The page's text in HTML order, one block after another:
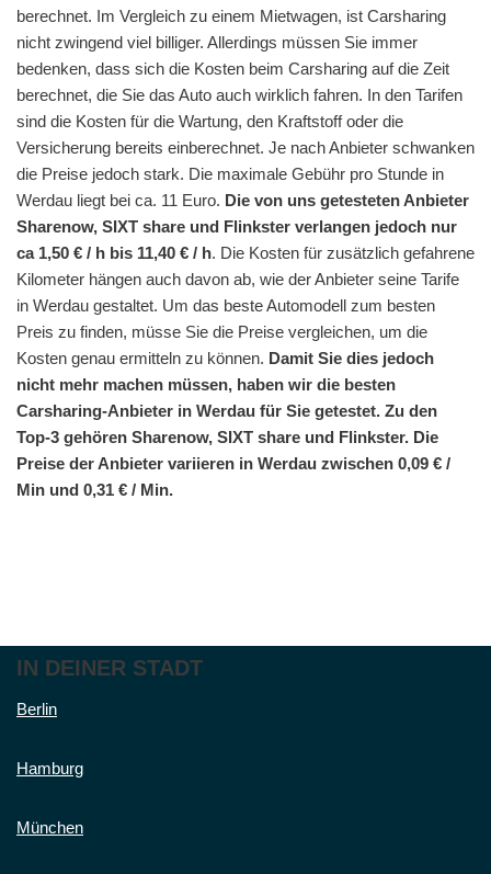
berechnet. Im Vergleich zu einem Mietwagen, ist Carsharing
nicht zwingend viel billiger. Allerdings müssen Sie immer
bedenken, dass sich die Kosten beim Carsharing auf die Zeit
berechnet, die Sie das Auto auch wirklich fahren. In den Tarifen
sind die Kosten für die Wartung, den Kraftstoff oder die
Versicherung bereits einberechnet. Je nach Anbieter schwanken
die Preise jedoch stark. Die maximale Gebühr pro Stunde in
Werdau liegt bei ca. 11 Euro. Die von uns getesteten Anbieter
Sharenow, SIXT share und Flinkster verlangen jedoch nur
ca 1,50 € / h bis 11,40 € / h. Die Kosten für zusätzlich gefahrene
Kilometer hängen auch davon ab, wie der Anbieter seine Tarife
in Werdau gestaltet. Um das beste Automodell zum besten
Preis zu finden, müsse Sie die Preise vergleichen, um die
Kosten genau ermitteln zu können. Damit Sie dies jedoch
nicht mehr machen müssen, haben wir die besten
Carsharing-Anbieter in Werdau für Sie getestet. Zu den
Top-3 gehören Sharenow, SIXT share und Flinkster. Die
Preise der Anbieter variieren in Werdau zwischen 0,09 € /
Min und 0,31 € / Min.
IN DEINER STADT
Berlin
Hamburg
München